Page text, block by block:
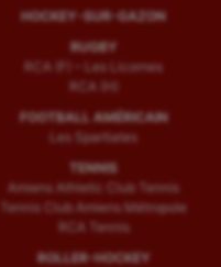
HOCKEY-SUR-GAZON
RUGBY
RCA (F) – Les Licornes
RCA (H)
FOOTBALL AMÉRICAIN
Les Spartiates
TENNIS
Amiens Athletic Club Tennis
Tennis Club Amiens Métropole
RCA Tennis
ROLLER-HOCKEY